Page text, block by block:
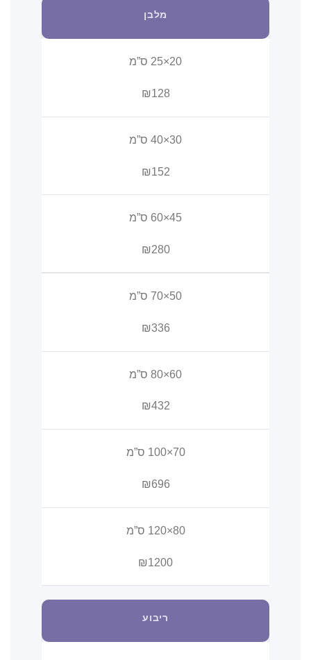
מלבן
20×25 ס”מ
₪128
30×40 ס”מ
₪152
45×60 ס”מ
₪280
50×70 ס”מ
₪336
60×80 ס”מ
₪432
70×100 ס”מ
₪696
80×120 ס”מ
₪1200
ריבוע